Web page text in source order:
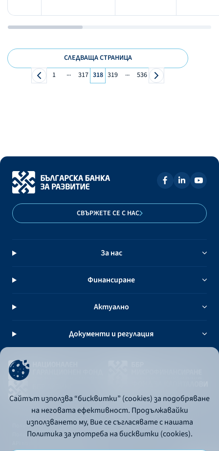
СЛЕДВАЩА СТРАНИЦА
1
... 317 318 319 ... 536
СВЪРЖЕТЕ СЕ С НАС
За нас
Финансиране
Актуално
Документи и регулация
Политика за употреба на бисквитки
Политика за поверителност
Сайтът използва “бисквитки” (cookies) за подобряване
на неговата ефективност. Продължавайки
използването му, Вие се съгласявате с нашата
Политика за употреба на бисквитки (cookies).